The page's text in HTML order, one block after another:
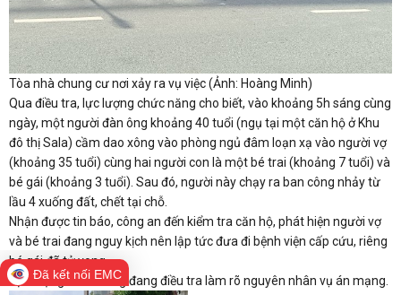
Tòa nhà chung cư nơi xảy ra vụ việc (Ảnh: Hoàng Minh)
Qua điều tra, lực lượng chức năng cho biết, vào khoảng 5h sáng cùng
ngày, một người đàn ông khoảng 40 tuổi (ngụ tại một căn hộ ở Khu
đô thị Sala) cầm dao xông vào phòng ngủ đâm loạn xạ vào người vợ
(khoảng 35 tuổi) cùng hai người con là một bé trai (khoảng 7 tuổi) và
bé gái (khoảng 3 tuổi). Sau đó, người này chạy ra ban công nhảy từ
lầu 4 xuống đất, chết tại chỗ.
Nhận được tin báo, công an đến kiểm tra căn hộ, phát hiện người vợ
và bé trai đang nguy kịch nên lập tức đưa đi bệnh viện cấp cứu, riêng
bé gái đã tử vong.
Lực lượng chức năng đang điều tra làm rõ nguyên nhân vụ án mạng.
Đã kết nối EMC